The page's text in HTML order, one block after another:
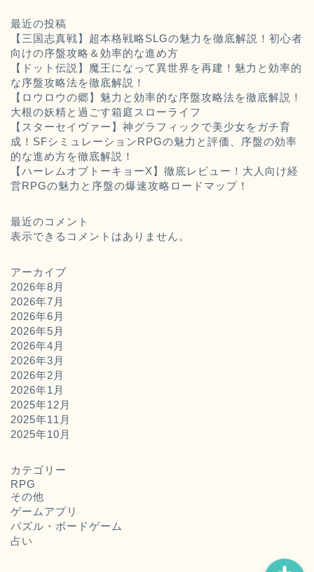
最近の投稿
【三国志真戦】超本格戦略SLGの魅力を徹底解説！初心者
向けの序盤攻略＆効率的な進め方
【ドット伝説】魔王になって異世界を再建！魅力と効率的
な序盤攻略法を徹底解説！
【ロウロウの郷】魅力と効率的な序盤攻略法を徹底解説！
大根の妖精と過ごす箱庭スローライフ
【スターセイヴァー】神グラフィックで美少女をガチ育
成！SFシミュレーションRPGの魅力と評価、序盤の効率
的な進め方を徹底解説！
【ハーレムオブトーキョーX】徹底レビュー！大人向け経
営RPGの魅力と序盤の爆速攻略ロードマップ！
最近のコメント
表示できるコメントはありません。
アーカイブ
2026年8月
2026年7月
2026年6月
2026年5月
2026年4月
2026年3月
2026年2月
2026年1月
2025年12月
2025年11月
2025年10月
カテゴリー
RPG
その他
ゲームアプリ
パズル・ボードゲーム
占い